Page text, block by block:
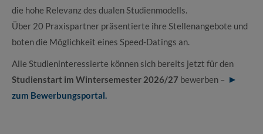
die hohe Relevanz des dualen Studienmodells.
Über 20 Praxispartner präsentierte ihre Stellenangebote und
boten die Möglichkeit eines Speed-Datings an.
Alle Studieninteressierte können sich bereits jetzt für den
Studienstart im Wintersemester 2026/27 bewerben –
zum Bewerbungsportal.